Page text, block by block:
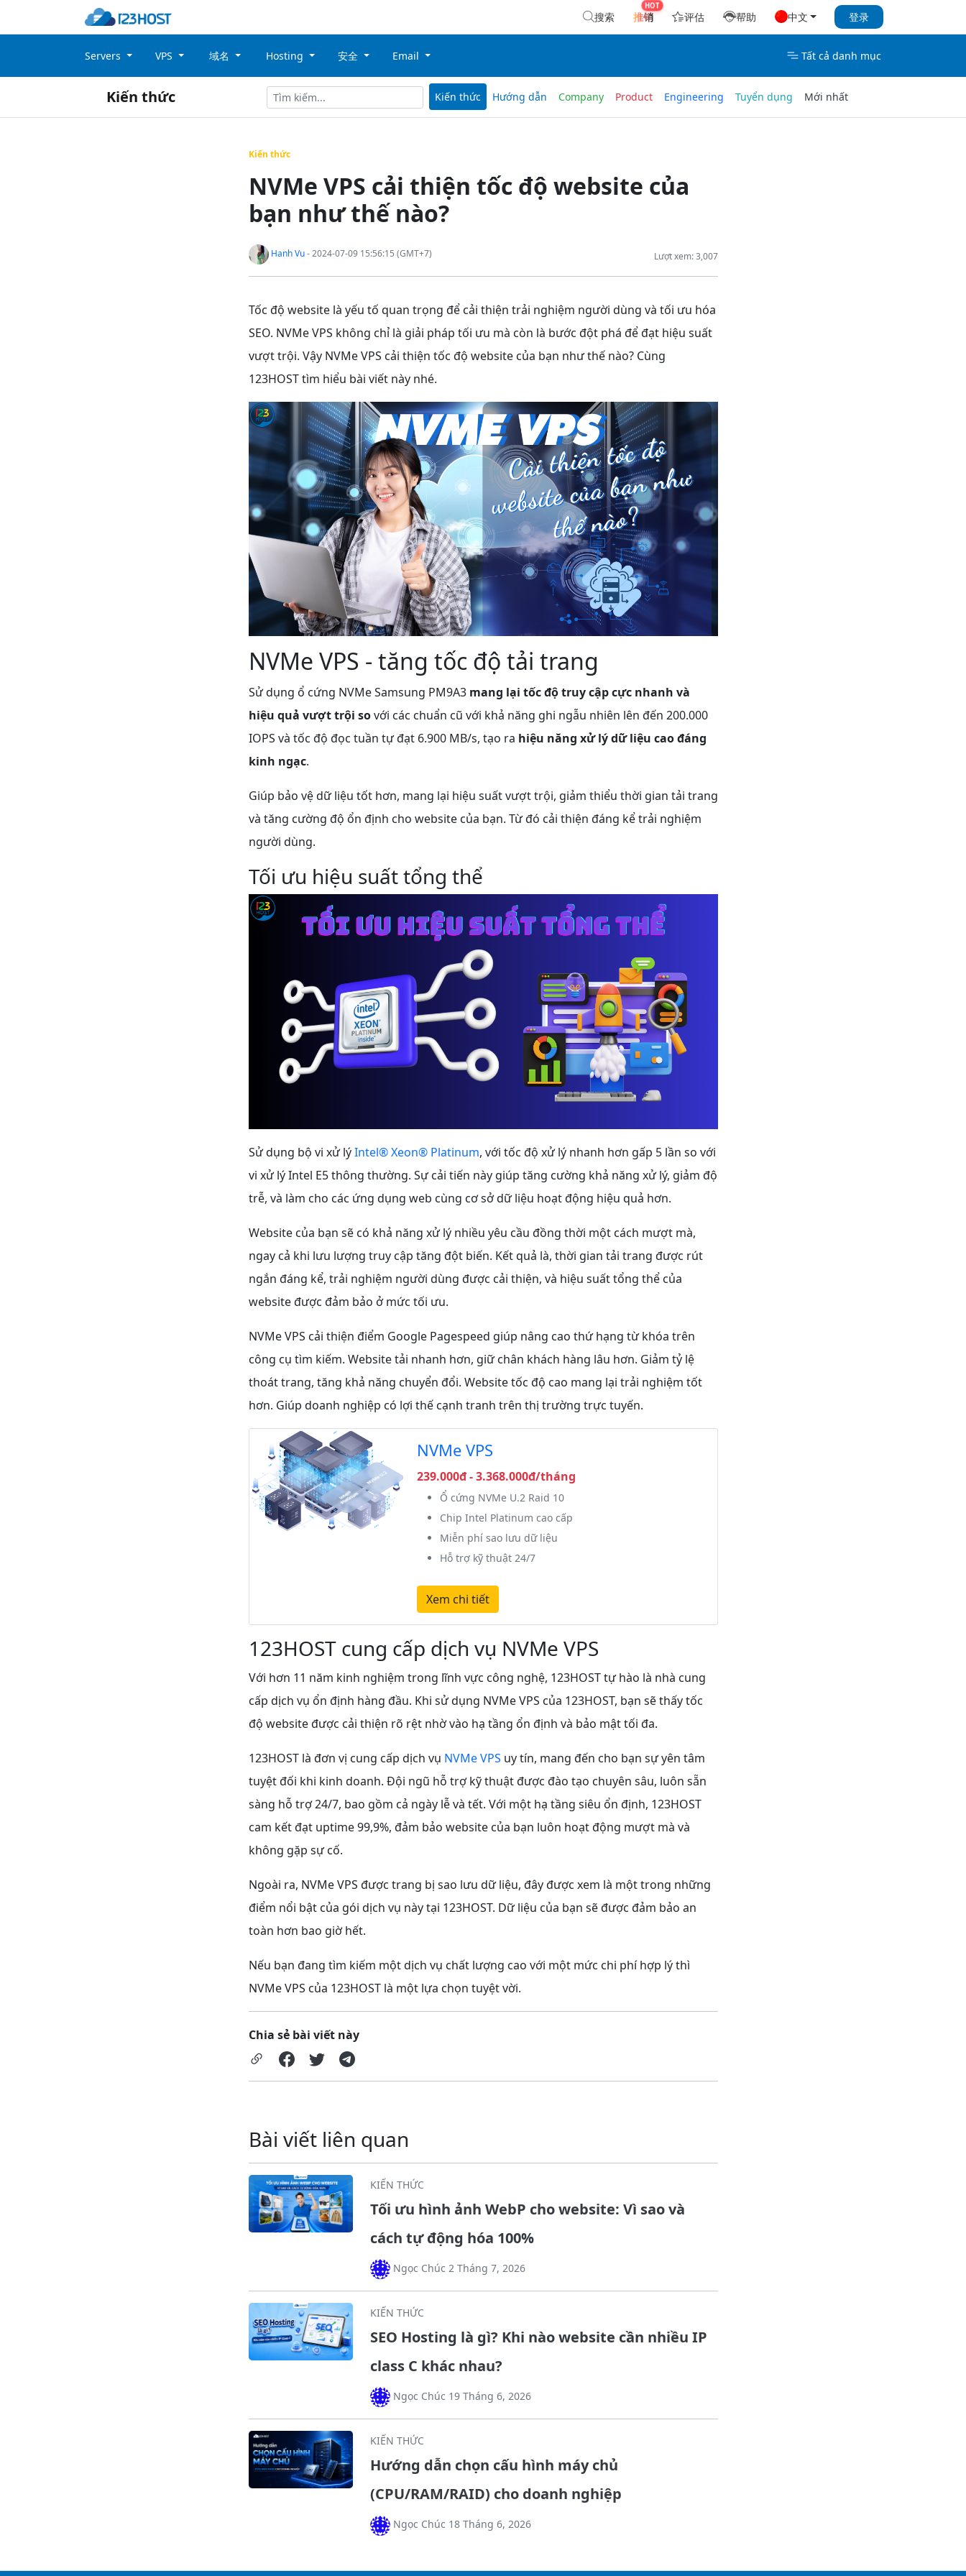
搜索 推销 评估 帮助 中文 登录
Servers VPS 域名 Hosting 安全 Email Tất cả danh mục
Kiến thức Kiến thức Hướng dẫn Company Product Engineering Tuyển dụng Mới nhất
Kiến thức
NVMe VPS cải thiện tốc độ website của
bạn như thế nào?
Lượt xem: 3,007
Hanh Vu- 2024-07-09 15:56:15 (GMT+7)
Tốc độ website là yếu tố quan trọng để cải thiện trải nghiệm người dùng và tối ưu hóa
SEO. NVMe VPS không chỉ là giải pháp tối ưu mà còn là bước đột phá để đạt hiệu suất
vượt trội. Vậy NVMe VPS cải thiện tốc độ website của bạn như thế nào? Cùng
123HOST tìm hiểu bài viết này nhé.
NVMe VPS - tăng tốc độ tải trang
Sử dụng ổ cứng NVMe Samsung PM9A3 mang lại tốc độ truy cập cực nhanh và
hiệu quả vượt trội sovới các chuẩn cũ với khả năng ghi ngẫu nhiên lên đến 200.000
IOPS và tốc độ đọc tuần tự đạt 6.900 MB/s, tạo ra hiệu năng xử lý dữ liệu cao đáng
kinh ngạc.
Giúp bảo vệ dữ liệu tốt hơn, mang lại hiệu suất vượt trội, giảm thiểu thời gian tải trang
và tăng cường độ ổn định cho website của bạn. Từ đó cải thiện đáng kể trải nghiệm
người dùng.
Tối ưu hiệu suất tổng thể
Sử dụng bộ vi xử lýIntel® Xeon® Platinum, với tốc độ xử lý nhanh hơn gấp 5 lần so với
vi xử lý Intel E5 thông thường. Sự cải tiến này giúp tăng cường khả năng xử lý, giảm độ
trễ, và làm cho các ứng dụng web cùng cơ sở dữ liệu hoạt động hiệu quả hơn.
Website của bạn sẽ có khả năng xử lý nhiều yêu cầu đồng thời một cách mượt mà,
ngay cả khi lưu lượng truy cập tăng đột biến. Kết quả là, thời gian tải trang được rút
ngắn đáng kể, trải nghiệm người dùng được cải thiện, và hiệu suất tổng thể của
website được đảm bảo ở mức tối ưu.
NVMe VPS cải thiện điểm Google Pagespeed giúp nâng cao thứ hạng từ khóa trên
công cụ tìm kiếm. Website tải nhanh hơn, giữ chân khách hàng lâu hơn. Giảm tỷ lệ
thoát trang, tăng khả năng chuyển đổi. Website tốc độ cao mang lại trải nghiệm tốt
hơn. Giúp doanh nghiệp có lợi thế cạnh tranh trên thị trường trực tuyến.
NVMe VPS
239.000đ - 3.368.000đ/tháng
Ổ cứng NVMe U.2 Raid 10
Chip Intel Platinum cao cấp
Miễn phí sao lưu dữ liệu
Hỗ trợ kỹ thuật 24/7
Xem chi tiết
123HOST cung cấp dịch vụ NVMe VPS
Với hơn 11 năm kinh nghiệm trong lĩnh vực công nghệ, 123HOST tự hào là nhà cung
cấp dịch vụ ổn định hàng đầu. Khi sử dụng NVMe VPS của 123HOST, bạn sẽ thấy tốc
độ website được cải thiện rõ rệt nhờ vào hạ tầng ổn định và bảo mật tối đa.
123HOST là đơn vị cung cấp dịch vụ NVMe VPS uy tín, mang đến cho bạn sự yên tâm
tuyệt đối khi kinh doanh. Đội ngũ hỗ trợ kỹ thuật được đào tạo chuyên sâu, luôn sẵn
sàng hỗ trợ 24/7, bao gồm cả ngày lễ và tết. Với một hạ tầng siêu ổn định, 123HOST
cam kết đạt uptime 99,9%, đảm bảo website của bạn luôn hoạt động mượt mà và
không gặp sự cố.
Ngoài ra, NVMe VPS được trang bị sao lưu dữ liệu, đây được xem là một trong những
điểm nổi bật của gói dịch vụ này tại 123HOST. Dữ liệu của bạn sẽ được đảm bảo an
toàn hơn bao giờ hết.
Nếu bạn đang tìm kiếm một dịch vụ chất lượng cao với một mức chi phí hợp lý thì
NVMe VPS của 123HOST là một lựa chọn tuyệt vời.
Chia sẻ bài viết này
Bài viết liên quan
KIẾN THỨC
Tối ưu hình ảnh WebP cho website: Vì sao và
cách tự động hóa 100%
Ngọc Chúc 2 Tháng 7, 2026
KIẾN THỨC
SEO Hosting là gì? Khi nào website cần nhiều IP
class C khác nhau?
Ngọc Chúc 19 Tháng 6, 2026
KIẾN THỨC
Hướng dẫn chọn cấu hình máy chủ
(CPU/RAM/RAID) cho doanh nghiệp
Ngọc Chúc 18 Tháng 6, 2026